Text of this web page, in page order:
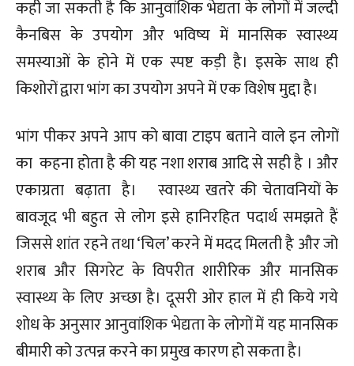
कही जा सकती है कि आनुवांशिक भेद्यता के लोगों में जल्दी
कैनबिस के उपयोग और भविष्य में मानसिक स्वास्थ्य
समस्याओं के होने में एक स्पष्ट कड़ी है। इसके साथ ही
किशोरों द्वारा भांग का उपयोग अपने में एक विशेष मुद्दा है।
भांग पीकर अपने आप को बावा टाइप बताने वाले इन लोगों
का कहना होता है की यह नशा शराब आदि से सही है । और
एकाग्रता बढ़ाता है। स्वास्थ्य खतरे की चेतावनियों के
बावजूद भी बहुत से लोग इसे हानिरहित पदार्थ समझते हैं
जिससे शांत रहने तथा ‘चिल’ करने में मदद मिलती है और जो
शराब और सिगरेट के विपरीत शारीरिक और मानसिक
स्वास्थ्य के लिए अच्छा है। दूसरी ओर हाल में ही किये गये
शोध के अनुसार आनुवांशिक भेद्यता के लोगों में यह मानसिक
बीमारी को उत्पन्न करने का प्रमुख कारण हो सकता है।